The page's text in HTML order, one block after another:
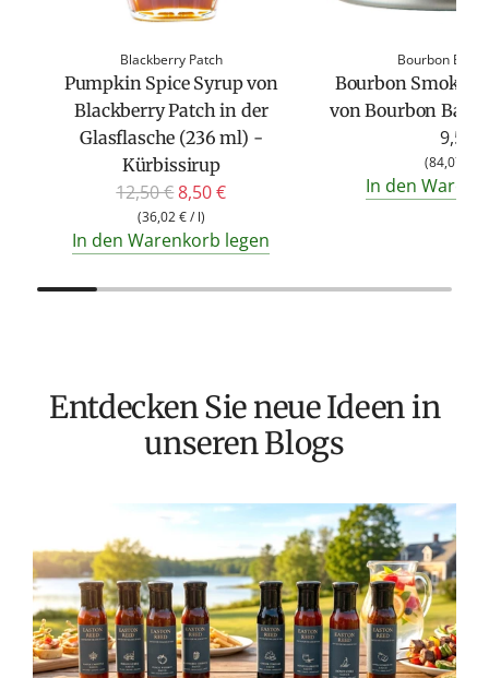
Blackberry Patch
Pumpkin Spice Syrup von
Blackberry Patch in der
Glasflasche (236 ml) -
Kürbissirup
R
g
r
s
12,50 €8,50 €
(36,02 €/ l)
In den Warenkorb legen
Bourbon
Bourbon Smoked
von Bourbon
9,50 €
(84,07 €
In den
Entdecken Sie neue Ideen in
unseren Blogs